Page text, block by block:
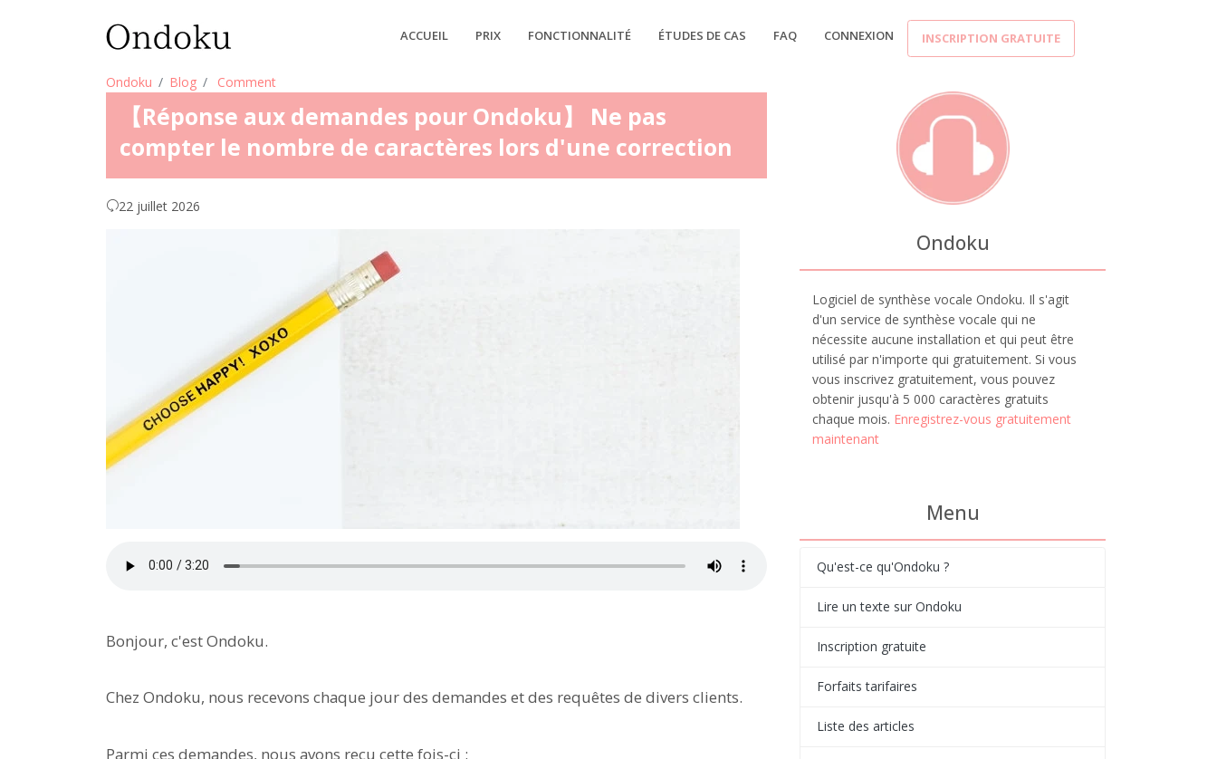
ACCUEIL PRIX FONCTIONNALITÉ ÉTUDES DE CAS FAQ CONNEXION INSCRIPTION GRATUITE
Ondoku Blog Comment
【Réponse aux demandes pour Ondoku】 Ne pas
compter le nombre de caractères lors d'une correction
22 juillet 2026
Bonjour, c'est Ondoku.
Chez Ondoku, nous recevons chaque jour des demandes et des requêtes de divers clients.
Parmi ces demandes, nous avons reçu cette fois-ci :
Ondoku
Logiciel de synthèse vocale Ondoku. Il s'agit
d'un service de synthèse vocale qui ne
nécessite aucune installation et qui peut être
utilisé par n'importe qui gratuitement. Si vous
vous inscrivez gratuitement, vous pouvez
obtenir jusqu'à 5 000 caractères gratuits
chaque mois. Enregistrez-vous gratuitement
maintenant
Menu
Qu'est-ce qu'Ondoku ?
Lire un texte sur Ondoku
Inscription gratuite
Forfaits tarifaires
Liste des articles